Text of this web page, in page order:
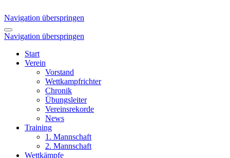
Navigation überspringen
Navigation überspringen
Start
Verein
Vorstand
Wettkampfrichter
Chronik
Übungsleiter
Vereinsrekorde
News
Training
1. Mannschaft
2. Mannschaft
Wettkämpfe